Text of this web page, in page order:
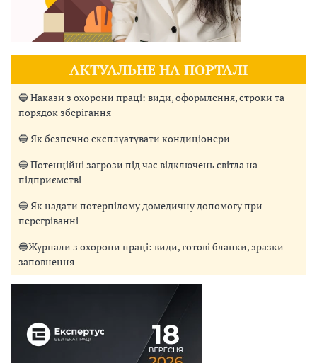
АКТУАЛЬНЕ НА ПОРТАЛІ
🔵 Накази з охорони праці: види, оформлення, строки та
порядок зберігання
🔵 Як безпечно експлуатувати кондиціонери
🔵 Потенційні загрози під час відключень світла на
підприємстві
🔵 Як надати потерпілому домедичну допомогу при
перегріванні
🔵Журнали з охорони праці: види, готові бланки, зразки
заповнення